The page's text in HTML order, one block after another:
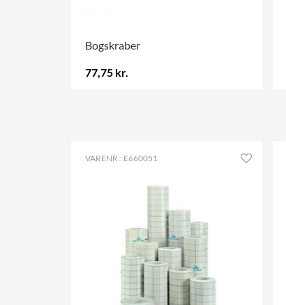
Bogskraber
77,75 kr.
VARENR.: E660051